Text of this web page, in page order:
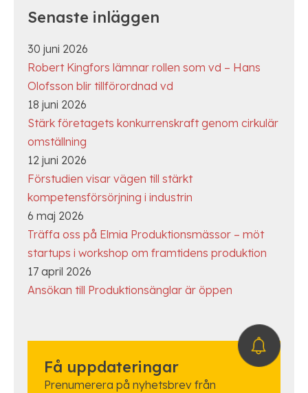
Senaste inläggen
30 juni 2026
Robert Kingfors lämnar rollen som vd – Hans
Olofsson blir tillförordnad vd
18 juni 2026
Stärk företagets konkurrenskraft genom cirkulär
omställning
12 juni 2026
Förstudien visar vägen till stärkt
kompetensförsörjning i industrin
6 maj 2026
Träffa oss på Elmia Produktionsmässor – möt
startups i workshop om framtidens produktion
17 april 2026
Ansökan till Produktionsänglar är öppen
Få uppdateringar
Prenumerera på nyhetsbrev från